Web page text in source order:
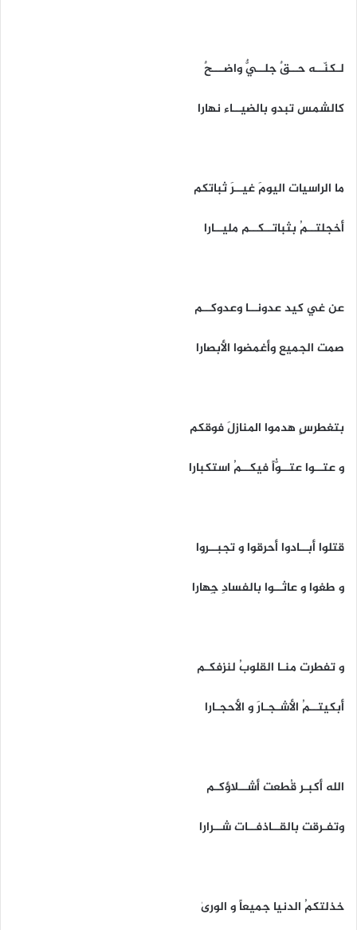
لـكنّــه حــقٌ جلــيٌّ واضـــحٌ
كالشمس تبدو بالضيــاء نهارا
ما الراسيات اليومَ غيــرَ ثباتكم
أخجلتــمُ بثباتــكــم مليــارا
عن غي كيد عدونــا وعدوكــم
صمت الجميع وأغمضوا الأبصارا
بتغطرسٍ هدموا المنازلَ فوقكم
و عتــوا عتــوُّاً فيكــمُ استكبارا
قتلوا أبــادوا أحرقوا و تجبــروا
و طغوا و عاثــوا بالفسادِ جِهارا
و تفطرت منـا القلوبُ لنزفكـم
أبكيتــمُ الأشـجـارَ و الأحجـارا
الله أكبـر قُطعت أشــلاؤكـم
وتفـرقت بالقــاذفــات شــرارا
خذلتكمُ الدنيا جميعاً و الورىٰ